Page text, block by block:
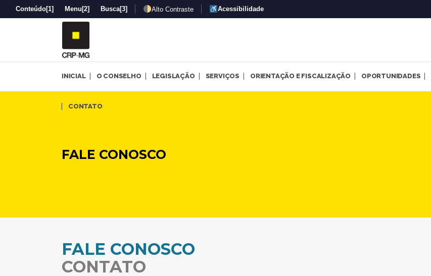
Conteúdo[1] Menu [2] Busca[3] Alto Contraste Acessibilidade
INICIAL O CONSELHO LEGISLAÇÃO SERVIÇOS ORIENTAÇÃO E FISCALIZAÇÃO OPORTUNIDADES
CONTATO
FALE CONOSCO
FALE CONOSCO
CONTATO